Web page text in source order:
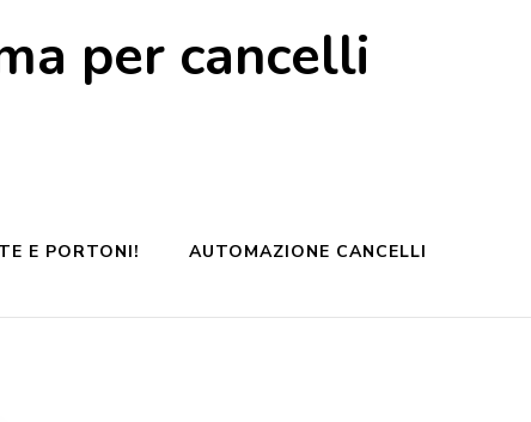
per cancelli
E PORTONI! AUTOMAZIONE CANCELLI